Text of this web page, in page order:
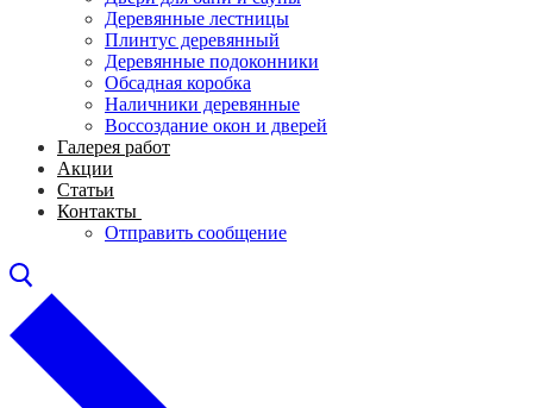
Деревянные лестницы
Плинтус деревянный
Деревянные подоконники
Обсадная коробка
Наличники деревянные
Воссоздание окон и дверей
Галерея работ
Акции
Статьи
Контакты
Отправить сообщение